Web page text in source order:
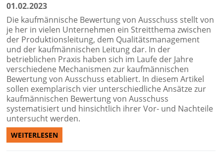
01.02.2023
Die kaufmännische Bewertung von Ausschuss stellt von
je her in vielen Unternehmen ein Streitthema zwischen
der Produktionsleitung, dem Qualitätsmanagement
und der kaufmännischen Leitung dar. In der
betrieblichen Praxis haben sich im Laufe der Jahre
verschiedene Mechanismen zur kaufmännischen
Bewertung von Ausschuss etabliert. In diesem Artikel
sollen exemplarisch vier unterschiedliche Ansätze zur
kaufmännischen Bewertung von Ausschuss
systematisiert und hinsichtlich ihrer Vor- und Nachteile
untersucht werden.
WEITERLESEN